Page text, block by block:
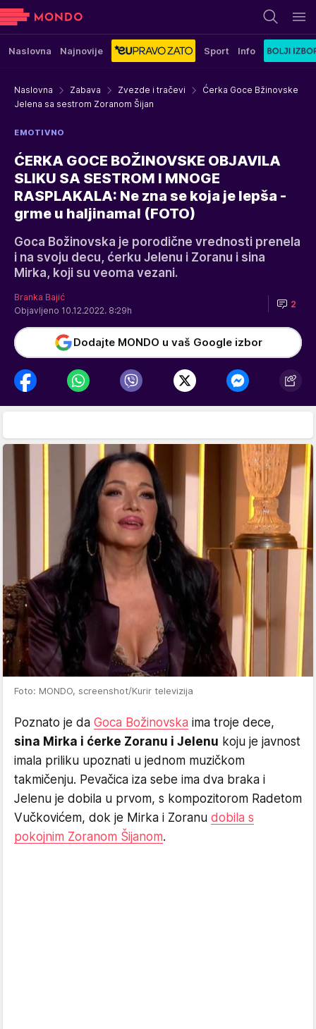
Naslovna Najnovije Sport Info
Naslovna Zabava Zvezde i tračevi
Ćerka Goce Bžinovske
Jelena sa sestrom Zoranom Šijan
EMOTIVNO
ĆERKA GOCE BOŽINOVSKE OBJAVILA
SLIKU SA SESTROM I MNOGE
RASPLAKALA: Ne zna se koja je lepša -
grme u haljinama! (FOTO)
Goca Božinovska je porodične vrednosti prenela
i na svoju decu, ćerku Jelenu i Zoranu i sina
Mirka, koji su veoma vezani.
Branka Bajić
Objavljeno 10.12.2022. 8:29h
2
Dodajte MONDO u vaš Google izbor
Foto: MONDO, screenshot/Kurir televizija
Poznato je da Goca Božinovska ima troje dece,
sina Mirka i ćerke Zoranu i Jelenu koju je javnost
imala priliku upoznati u jednom muzičkom
takmičenju. Pevačica iza sebe ima dva braka i
Jelenu je dobila u prvom, s kompozitorom Radetom
Vučkovićem, dok je Mirka i Zoranu dobila s
pokojnim Zoranom Šijanom.